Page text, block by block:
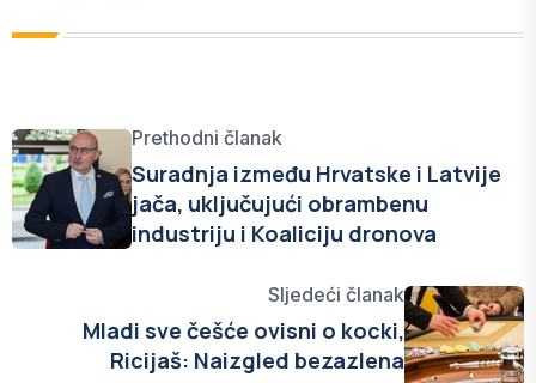
Prethodni članak
Suradnja između Hrvatske i Latvije
jača, uključujući obrambenu
industriju i Koaliciju dronova
Sljedeći članak
Mladi sve češće ovisni o kocki,
Ricijaš: Naizgled bezazlena